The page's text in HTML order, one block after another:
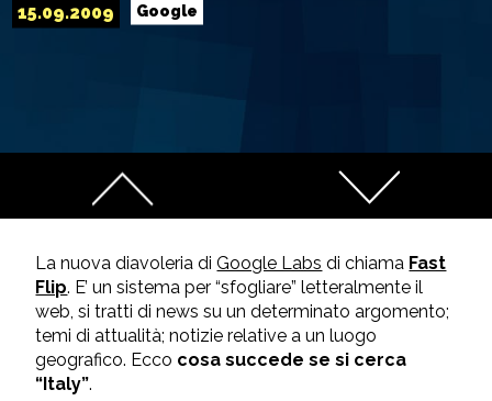
15.09.2009 Google
La nuova diavoleria diGoogle Labs di chiama Fast
Flip. E’ un sistema per “sfogliare” letteralmente il
web, si tratti di news su un determinato argomento;
temi di attualità; notizie relative a un luogo
geografico. Ecco cosa succede se si cerca
“Italy”.